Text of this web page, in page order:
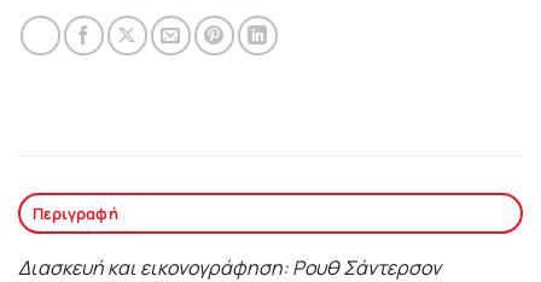
Περιγραφή
Διασκευή και εικονογράφηση: Ρουθ Σάντερσον